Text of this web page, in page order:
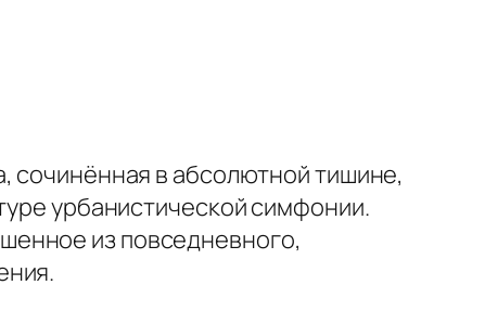
сочинённая в абсолютной тишине,
урбанистической симфонии.
из повседневного,